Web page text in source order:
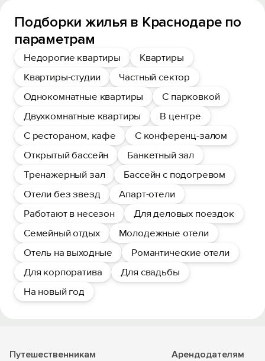
Подборки жилья в Краснодаре по
параметрам
Недорогие квартиры
Квартиры
Квартиры-студии
Частный сектор
Однокомнатные квартиры
С парковкой
Двухкомнатные квартиры
В центре
С рестораном, кафе
С конференц-залом
Открытый бассейн
Банкетный зал
Тренажерный зал
Бассейн с подогревом
Отели без звезд
Апарт-отели
Работают в несезон
Для деловых поездок
Семейный отдых
Молодежные отели
Отель на выходные
Романтические отели
Для корпоратива
Для свадьбы
На новый год
Путешественникам Арендодателям